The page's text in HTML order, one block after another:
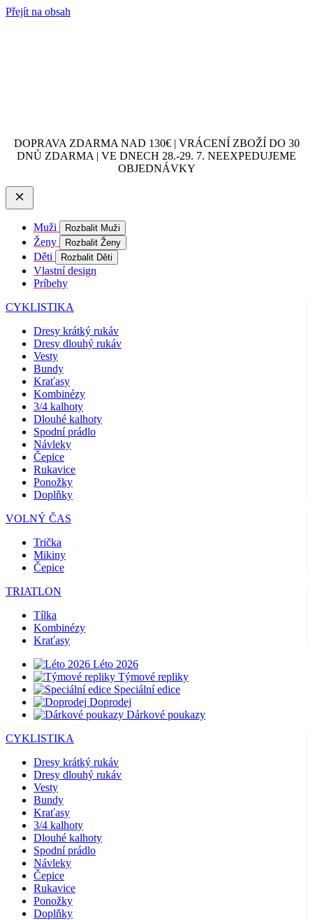
Přejít na obsah
DOPRAVA ZDARMA NAD 130€ | VRÁCENÍ ZBOŽÍ DO 30
DNŮ ZDARMA | VE DNECH 28.-29. 7. NEEXPEDUJEME
OBJEDNÁVKY
Muži Rozbalit Muži
Ženy Rozbalit Ženy
Děti Rozbalit Děti
Vlastní design
Príbehy
CYKLISTIKA
Dresy krátký rukáv
Dresy dlouhý rukáv
Vesty
Bundy
Kraťasy
Kombinézy
3/4 kalhoty
Dlouhé kalhoty
Spodní prádlo
Návleky
Čepice
Rukavice
Ponožky
Doplňky
VOLNÝ ČAS
Trička
Mikiny
Čepice
TRIATLON
Tílka
Kombinézy
Kraťasy
Léto 2026
Týmové repliky
Speciální edice
Doprodej
Dárkové poukazy
CYKLISTIKA
Dresy krátký rukáv
Dresy dlouhý rukáv
Vesty
Bundy
Kraťasy
3/4 kalhoty
Dlouhé kalhoty
Spodní prádlo
Návleky
Čepice
Rukavice
Ponožky
Doplňky